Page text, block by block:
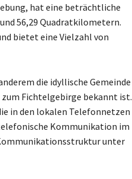
hat eine beträchtliche
56,29 Quadratkilometern.
bietet eine Vielzahl von
die idyllische Gemeinde
zum Fichtelgebirge bekannt ist.
in den lokalen Telefonnetzen
Kommunikation im
unter